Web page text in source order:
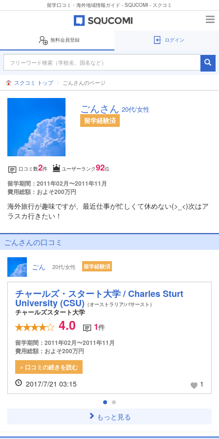
留学口コミ・海外地域情報ガイド - SQUCOMI - スクコミ
無料会員登録 ログイン
スクコミ トップ ごんさんのページ
ごんさん 20代/女性
留学経験済
口コミ数2件 ユーザーランク92位
留学期間：2011年02月〜2011年11月
費用総額：およそ200万円
海外旅行が趣味ですが、最近仕事が忙しくて休めない(>_<)次はア
ラスカ行きたい！
ごんさんの口コミ
ごん 20代/女性 留学経験済
チャールズ・スタート大学 / Charles Sturt
University (CSU) （オーストラリア/バサースト）
チャールズスタート大学
4.0 1件
留学期間：2011年02月〜2011年11月
費用総額：およそ200万円
» 口コミの続きを読む
2017/7/21 03:15 1
もっと見る